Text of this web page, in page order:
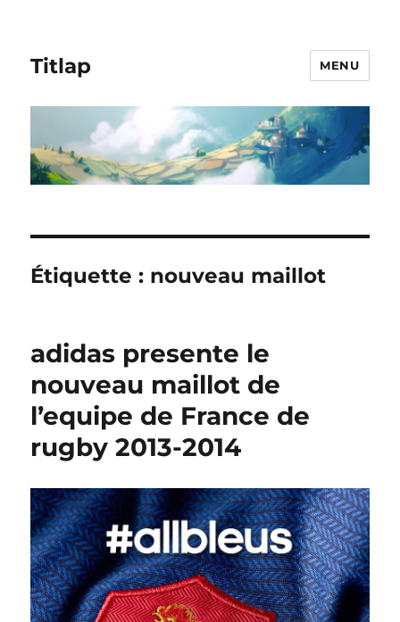
Titlap MENU
Étiquette : nouveau maillot
adidas presente le
nouveau maillot de
l’equipe de France de
rugby 2013-2014